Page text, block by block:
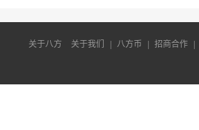
关于八方 关于我们 八方币 招商合作